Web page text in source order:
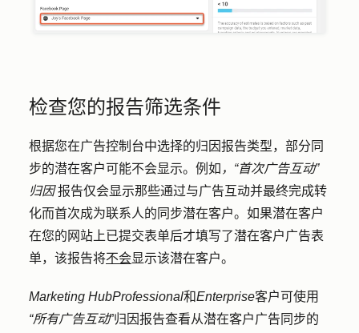
检查您的报告筛选条件
根据您在广告控制台中选择的归因报告类型，部分同
步的潜在客户可能不会显示。例如 ，“首次广告互动”
归因报告仅会显示那些通过与广告互动并最终完成转
化而首次成为联系人的同步潜在客户。如果潜在客户
在您的网站上已提交表单后才填写了潜在客户广告表
单，该报告将不会显示该潜在客户。
Marketing HubProfessional和Enterprise客户可使用
“所有广告互动”归因报告查看从潜在客户广告同步的